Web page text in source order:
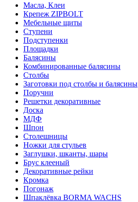
Масла, Клеи
Крепеж ZIPBOLT
Мебельные щиты
Ступени
Подступенки
Площадки
Балясины
Комбинированные балясины
Столбы
Заготовки под столбы и балясины
Поручни
Решетки декоративные
Доска
МДФ
Шпон
Столешницы
Ножки для стульев
Заглушки, шканты, шары
Брус клееный
Декоративные рейки
Кромка
Погонаж
Шпаклёвка BORMA WACHS